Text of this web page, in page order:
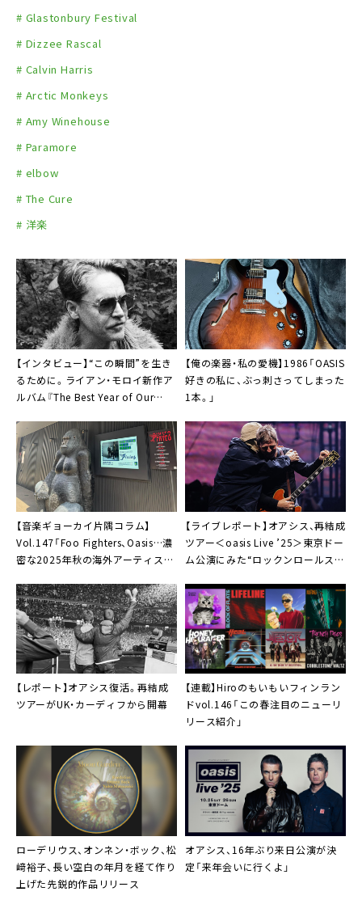
# Glastonbury Festival
# Dizzee Rascal
# Calvin Harris
# Arctic Monkeys
# Amy Winehouse
# Paramore
# elbow
# The Cure
# 洋楽
【インタビュー】“この瞬間”を生き
るために。ライアン・モロイ新作ア
ルバム『The Best Year of Our
【俺の楽器・私の愛機】1986「OASIS
好きの私に、ぶっ刺さってしまった
1本。」
【音楽ギョーカイ片隅コラム】
Vol.147「Foo Fighters、Oasis…濃
密な2025年秋の海外アーティスト
【ライブレポート】オアシス、再結成
ツアー＜oasis Live ’25＞東京ドー
ム公演にみた“ロックンロールスタ
【レポート】オアシス復活。再結成
ツアーがUK・カーディフから開幕
【連載】Hiroのもいもいフィンラン
ドvol.146「この春注目のニューリ
リース紹介」
ローデリウス、オンネン・ボック、松
﨑裕子、長い空白の年月を経て作り
上げた先鋭的作品リリース
オアシス、16年ぶり来日公演が決
定「来年会いに行くよ」